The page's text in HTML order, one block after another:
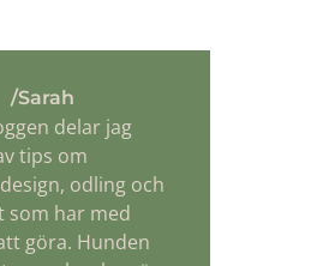
/Sarah
delar jag
tips om
odling och
som har med
göra. Hunden